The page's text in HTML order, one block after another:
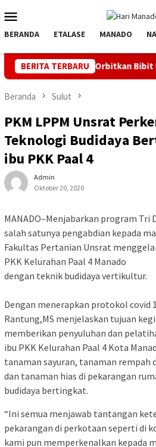
ke
kontenMobile
BERANDA ETALASE MANADO
BERITA TERBARU
Orbitkan Bibit Unggul
Beranda Sulut
PKM LPPM Unsrat
Teknologi Budidaya
ibu PKK Paal 4
Admin
Oktober 20, 2020
MANADO–Menjabarkan program
salah satunya pengabdian kepada
Fakultas Pertanian Unsrat
PKK Kelurahan Paal 4 Manado
dengan teknik budidaya vertikultur.
Dengan menerapkan protokol covid
Rantung,MS menjelaskan tujuan
memberikan penyuluhan dan
ibu PKK Kelurahan Paal 4 Kota
tanaman sayuran, tanaman rempah
dan tanaman hias di pekarangan
budidaya bertingkat.
“Ini semua menjawab tantangan
pekarangan di perkotaan seperti di
kami pun memperkenalkan kepada